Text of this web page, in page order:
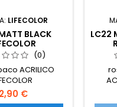
LIFECOLOR
BLACK
(0)
ACRILICO
2,90 €
LC22